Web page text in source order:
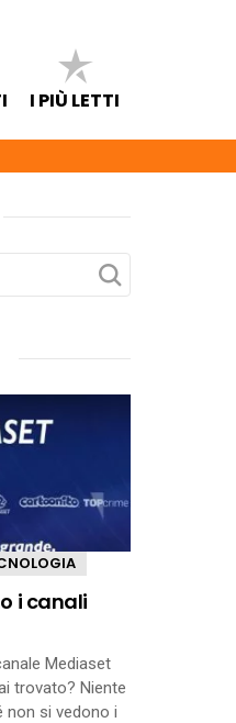
I PIÙ LETTI
i canali
Mediaset
trovato? Niente
non si vedono i